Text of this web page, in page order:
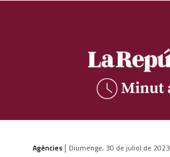
Agències | Diumenge, 30 de juliol de 2023